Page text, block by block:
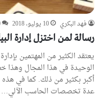
فهد البكري 10 يوليو، 2018
رسالة لمن اختزل إدارة
يعتقد الكثير من المهتمين
الوحيدة في هذا المجال وهذا
أكبر بكثير من ذلك. كما في
عدة تخصصات الحاسب الآلي…